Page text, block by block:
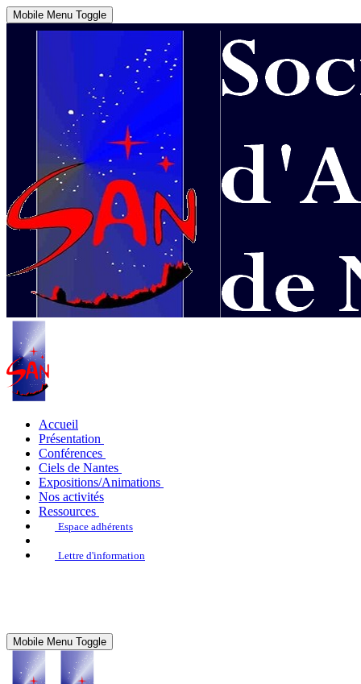
Mobile Menu Toggle
Accueil
Présentation
Conférences
Ciels de Nantes
Expositions/Animations
Nos activités
Ressources
Espace adhérents
Lettre d'information
Mobile Menu Toggle